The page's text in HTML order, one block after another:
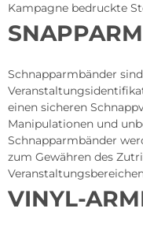
Kampagne bedruckte
Schnapparmbänder
einen sicheren
Manipulationen und
Schnapparmbänder
zum Gewähren des
VINYL-